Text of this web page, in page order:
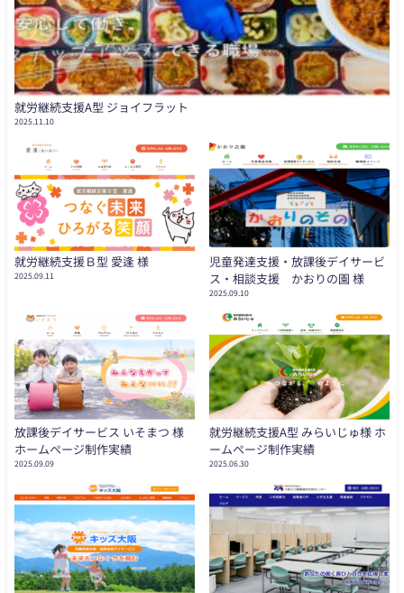
就労継続支援A型 ジョイフラット
2025.11.10
就労継続支援Ｂ型 愛逢 様
2025.09.11
児童発達支援・放課後デイサービ
ス・相談支援 かおりの園 様
2025.09.10
放課後デイサービス いそまつ 様
ホームページ制作実績
2025.09.09
就労継続支援A型 みらいじゅ様 ホ
ームページ制作実績
2025.06.30